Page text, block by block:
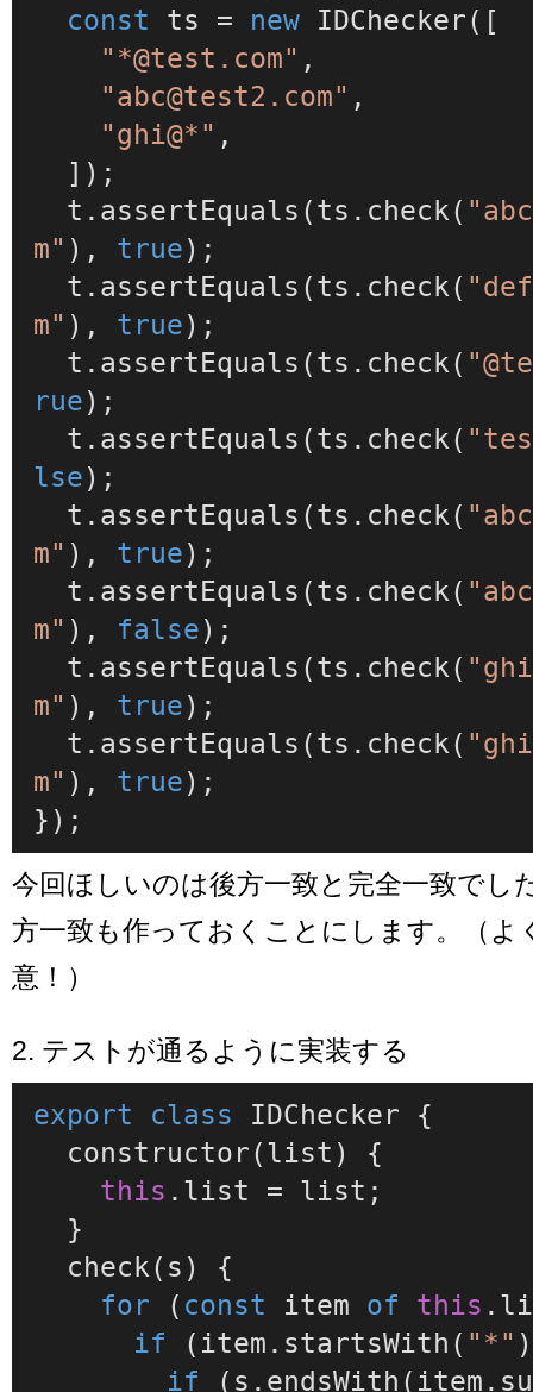
const ts = new IDChecker([
"*@test.com" ,
"abc@test2.com" ,
"ghi@*" ,
  t.
assertEquals (ts. check(
m" ), true);
  t.
assertEquals (ts. check(
m" ), true);
  t.
assertEquals (ts. check(
rue);
  t.
assertEquals (ts. check(
lse);
  t.
assertEquals (ts. check(
m" ), true);
  t.
assertEquals (ts. check(
m" ), false);
  t.
assertEquals (ts. check(
m" ), true);
  t.
assertEquals (ts. check(
m" ), true);
});
今回ほしいのは後方一致と完全一致でし
方一致も作っておくことにします。（よ
意！）
2. テストが通るように実装する
export class IDChecker {
constructor(list ) {
this . list = list;
check( s ) {
for ( const item of this .
if (item. startsWith ( "*"
if (s. endsWith (item.